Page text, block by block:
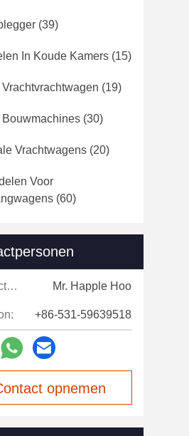
(39)
In Koude Kamers (15)
(19)
(30)
Vrachtwagens (20)
Voor
(60)
Contactpersonen: Mr. Happle Hoo
+86-531-59639518
opnemen